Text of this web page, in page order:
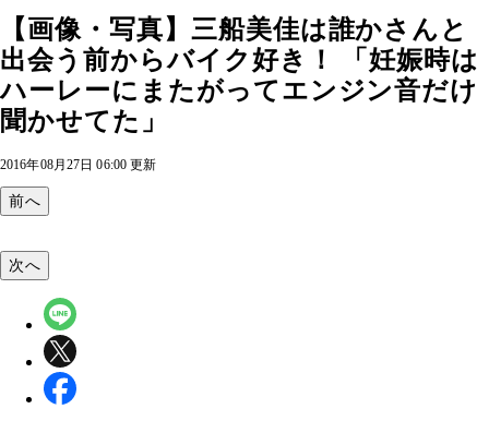
【画像・写真】三船美佳は誰かさんと
出会う前からバイク好き！ 「妊娠時は
ハーレーにまたがってエンジン音だけ
聞かせてた」
2016年08月27日 06:00 更新
前へ
次へ